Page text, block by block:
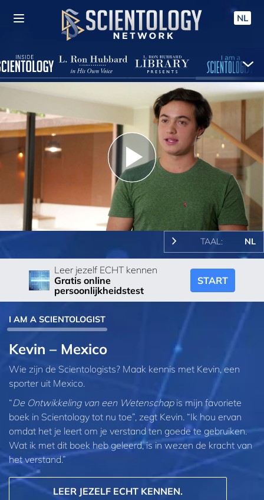
NL
Play
Video
TAAL: NL
Leer jezelf ECHT kennen
Gratis online
persoonlijkheidstest
START
I AM A SCIENTOLOGIST
Kevin – Mexico
Wie zijn de Scientologists? Maak kennis met Kevin, een
sporter uit Mexico.
“De Ontwikkeling van een Wetenschapis mijn favoriete
boek in Scientology tot nu toe”, zegt Kevin. “Ik hou ervan
omdat het je leert om je verstand ten goede te gebruiken.
Wat ik met dit boek heb geleerd, is in wezen de kracht van
het verstand.”
LEER JEZELF ECHT KENNEN.